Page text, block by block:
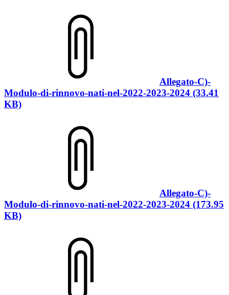
Allegato-C)-
Modulo-di-rinnovo-nati-nel-2022-2023-2024 (33.41
KB)
Allegato-C)-
Modulo-di-rinnovo-nati-nel-2022-2023-2024 (173.95
KB)